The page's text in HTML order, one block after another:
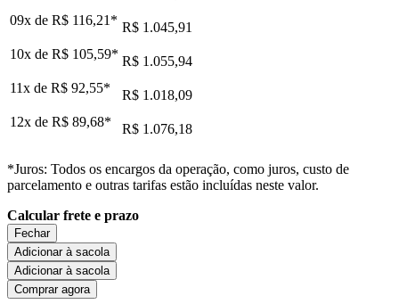
09x de R$ 116,21* R$ 1.045,91
10x de R$ 105,59* R$ 1.055,94
11x de R$ 92,55*
R$ 1.018,09
12x de R$ 89,68* R$ 1.076,18
*Juros: Todos os encargos da operação, como juros, custo de
parcelamento e outras tarifas estão incluídas neste valor.
Calcular frete e prazo
Fechar
Adicionar à sacola
Adicionar à sacola
Comprar agora